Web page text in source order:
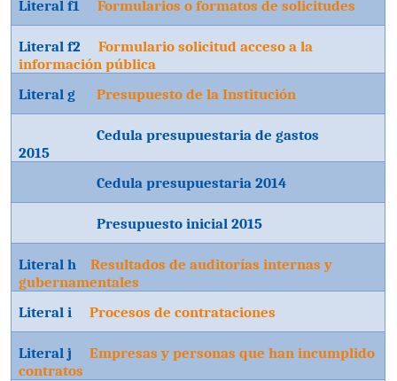
Literal f1Formularios o formatos de solicitudes
Literal f2Formulario solicitud acceso a la
información pública
Literal g Presupuesto de la Institución
Cedula presupuestaria de gastos
2015
Cedula presupuestaria 2014
Presupuesto inicial 2015
Literal h
Resultados de auditorías internas y
gubernamentales
Literal iProcesos de contrataciones
Literal j Empresas y personas que han incumplido
contratos